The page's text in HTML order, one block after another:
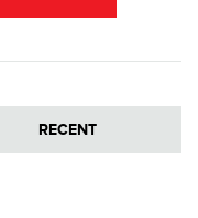
RECENT